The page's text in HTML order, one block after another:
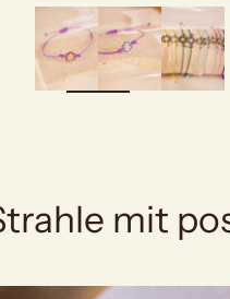
bild
vergrößern
mit